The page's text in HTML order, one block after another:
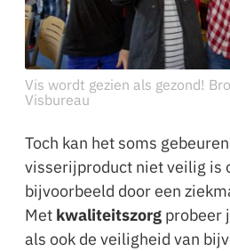
Vis wordt gezien als gezond!
Visbureau
Toch kan het soms
visserijproduct niet veilig is
bijvoorbeeld door een
Met kwaliteitszorg probeer
als ook de veiligheid van